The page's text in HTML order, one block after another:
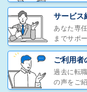
サービス
あなた専
までサポ
ご利用者
過去に転
の声をご